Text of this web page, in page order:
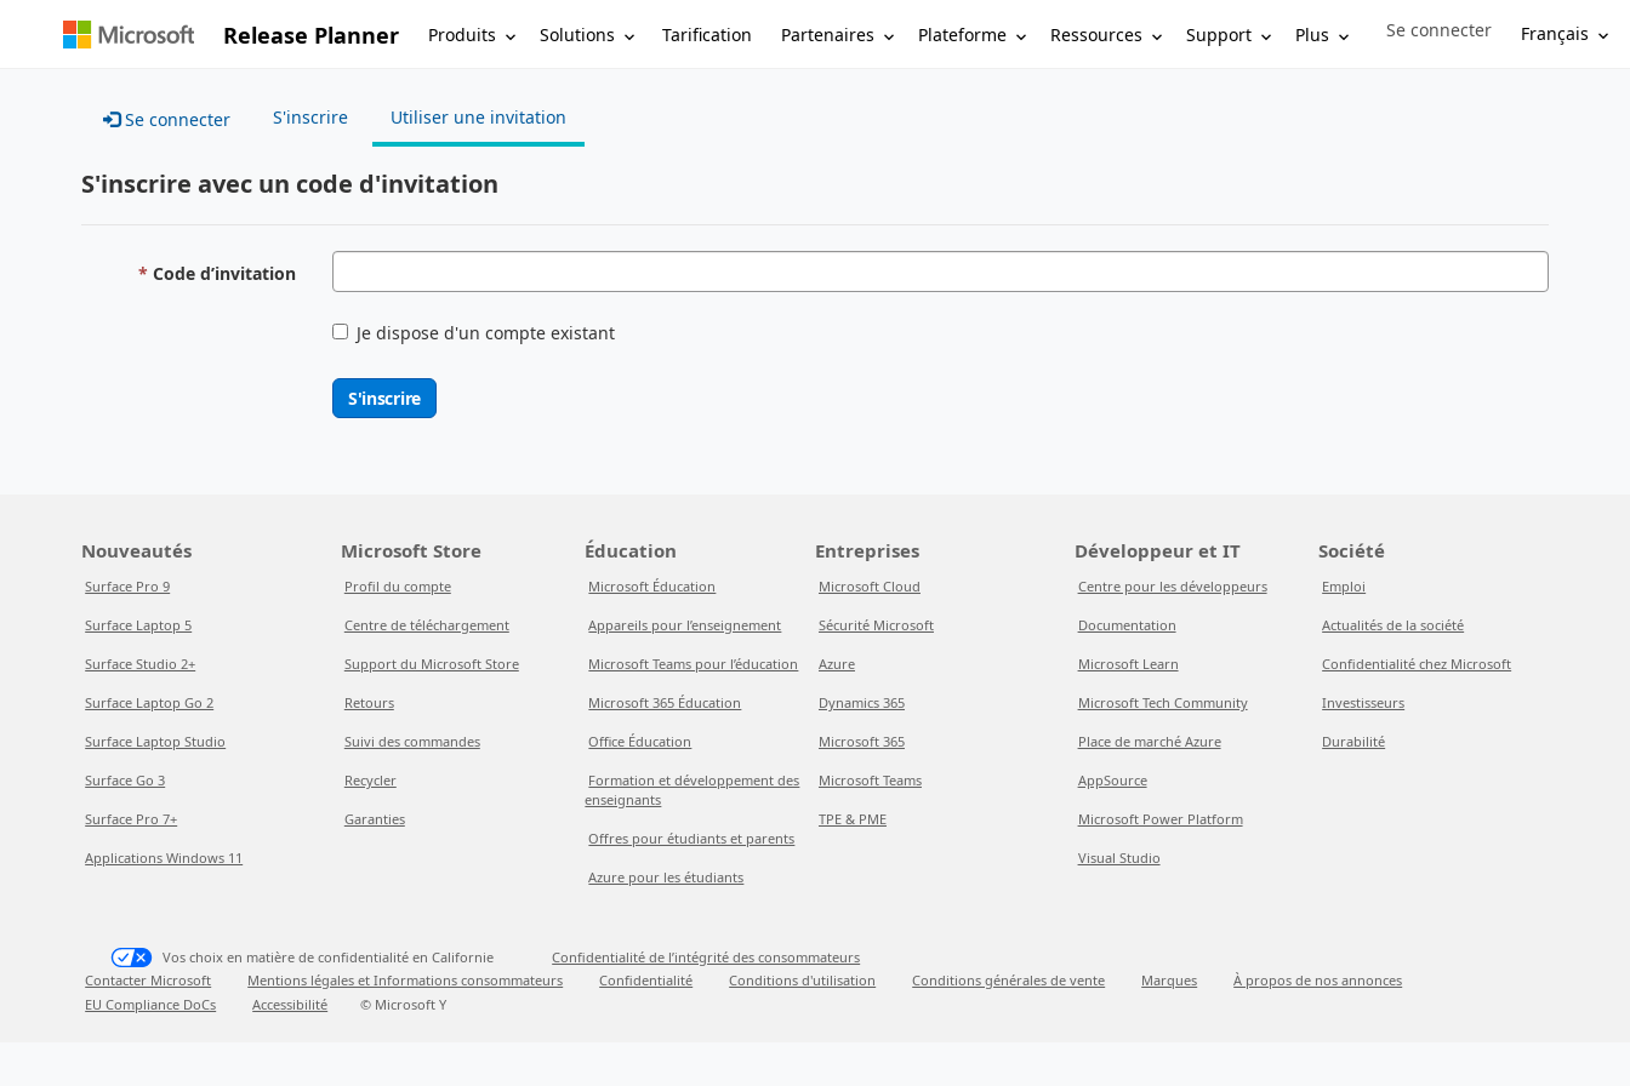
Release Planner Produits Solutions Tarification Partenaires Plateforme Ressources Support Plus Sign in to your account
Se connecter Français
Se connecter S'inscrire Utiliser une invitation
S'inscrire avec un code d'invitation
Code d’invitation
Je dispose d'un compte existant
S'inscrire
Nouveautés
Surface Pro 9
Surface Laptop 5
Surface Studio 2+
Surface Laptop Go 2
Surface Laptop Studio
Surface Go 3
Surface Pro 7+
Applications Windows 11
Microsoft Store
Profil du compte
Centre de téléchargement
Support du Microsoft Store
Retours
Suivi des commandes
Recycler
Garanties
Éducation
Microsoft Éducation
Appareils pour l’enseignement
Microsoft Teams pour l’éducation
Microsoft 365 Éducation
Office Éducation
Formation et développement des
enseignants
Offres pour étudiants et parents
Azure pour les étudiants
Entreprises
Microsoft Cloud
Sécurité Microsoft
Azure
Dynamics 365
Microsoft 365
Microsoft Teams
TPE & PME
Développeur et IT
Centre pour les développeurs
Documentation
Microsoft Learn
Microsoft Tech Community
Place de marché Azure
AppSource
Microsoft Power Platform
Visual Studio
Société
Emploi
Actualités de la société
Confidentialité chez Microsoft
Investisseurs
Durabilité
Vos choix en matière de confidentialité en Californie
Confidentialité de l’intégrité des consommateurs
Contacter Microsoft
Mentions légales et Informations consommateurs Confidentialité Conditions d'utilisation Conditions générales de vente Marques
À propos de nos annonces
EU Compliance DoCs
Accessibilité © Microsoft Y